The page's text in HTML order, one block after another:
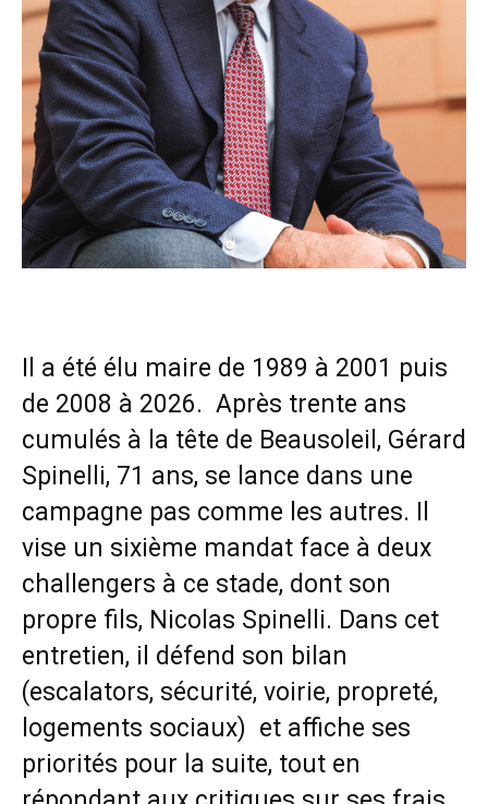
Il a été élu maire de 1989 à 2001 puis
de 2008 à 2026. Après trente ans
cumulés à la tête de Beausoleil, Gérard
Spinelli, 71 ans, se lance dans une
campagne pas comme les autres. Il
vise un sixième mandat face à deux
challengers à ce stade, dont son
propre fils, Nicolas Spinelli. Dans cet
entretien, il défend son bilan
(escalators, sécurité, voirie, propreté,
logements sociaux) et affiche ses
priorités pour la suite, tout en